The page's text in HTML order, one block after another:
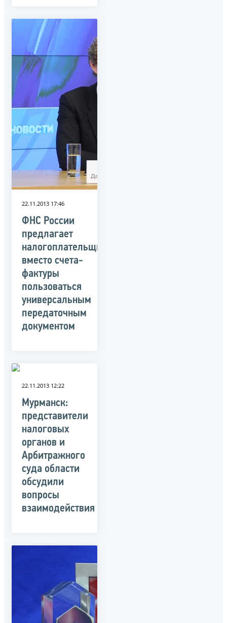
22.11.2013 17:46
ФНС России
предлагает
налогоплательщикам
вместо счета-
фактуры
пользоваться
универсальным
передаточным
документом
22.11.2013 12:22
Мурманск:
представители
налоговых
органов и
Арбитражного
суда области
обсудили
вопросы
взаимодействия